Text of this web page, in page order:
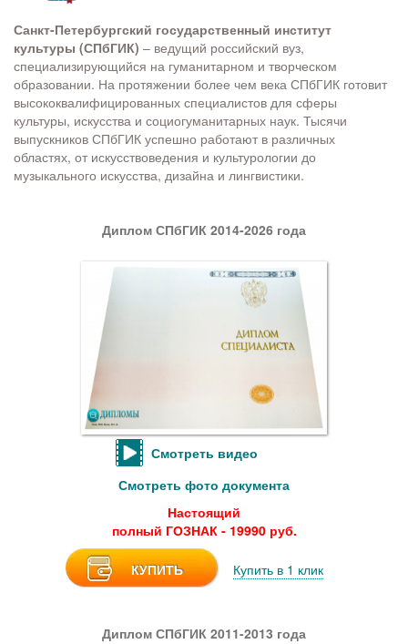
Санкт-Петербургский государственный институт
культуры (СПбГИК) – ведущий российский вуз,
специализирующийся на гуманитарном и творческом
образовании. На протяжении более чем века СПбГИК готовит
высококвалифицированных специалистов для сферы
культуры, искусства и социогуманитарных наук. Тысячи
выпускников СПбГИК успешно работают в различных
областях, от искусствоведения и культурологии до
музыкального искусства, дизайна и лингвистики.
Диплом СПбГИК 2014-2026 года
Смотреть видео
Смотреть фото документа
Настоящий
полный ГОЗНАК - 19990 руб.
КУПИТЬ Купить в 1 клик
Диплом СПбГИК 2011-2013 года